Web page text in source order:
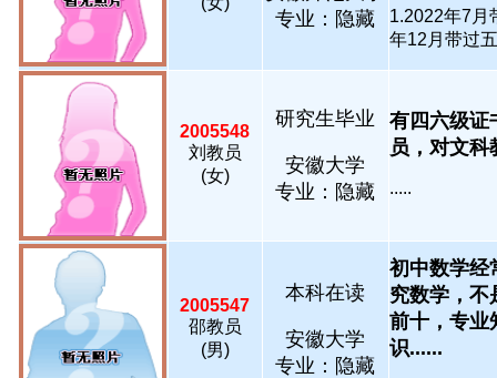
专业：隐藏
1.2022年7月
年12月带过
2005548
刘教员
(女)
研究生毕业
安徽大学
专业：隐藏
有四六级证
员，对文科
.....
2005547
邵教员
(男)
本科在读
安徽大学
专业：隐藏
初中数学经
究数学，不
前十，专业
识......